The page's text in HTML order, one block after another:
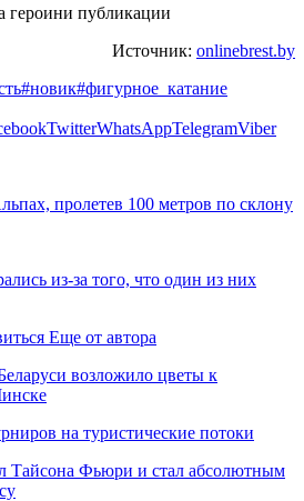
героини публикации
Источник: onlinebrest.by
#новик#фигурное_катание
TwitterWhatsAppTelegramViber
пролетев 100 метров по склону
из-за того, что один из них
Еще от автора
возложило цветы к
на туристические потоки
Тайсона Фьюри и стал абсолютным